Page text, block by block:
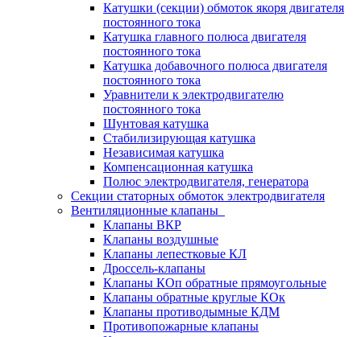
Катушки (секции) обмоток якоря двигателя
постоянного тока
Катушка главного полюса двигателя
постоянного тока
Катушка добавочного полюса двигателя
постоянного тока
Уравнители к электродвигателю
постоянного тока
Шунтовая катушка
Стабилизирующая катушка
Независимая катушка
Компенсационная катушка
Полюс электродвигателя, генератора
Секции статорных обмоток электродвигателя
Вентиляционные клапаны
Клапаны ВКР
Клапаны воздушные
Клапаны лепестковые КЛ
Дроссель-клапаны
Клапаны КОп обратные прямоугольные
Клапаны обратные круглые КОк
Клапаны противодымные КДМ
Противопожарные клапаны